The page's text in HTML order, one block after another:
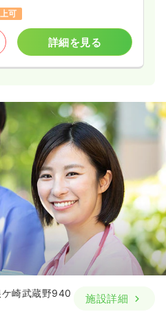
可
詳細を見る
崎武蔵野940
施設詳細